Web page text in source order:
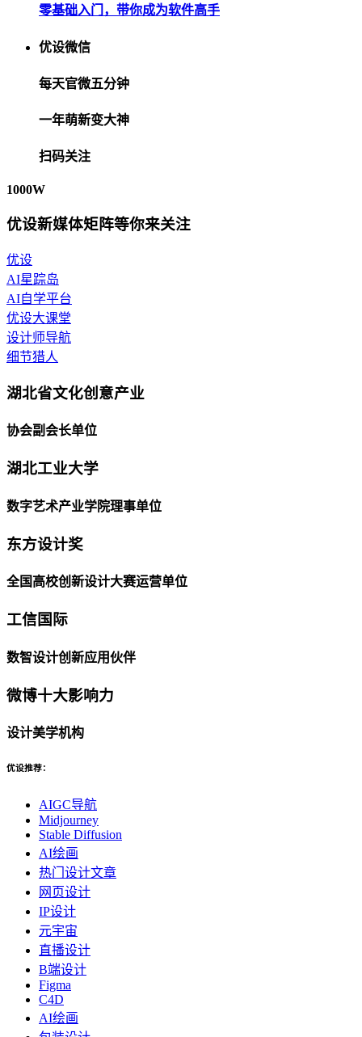
零基础入门，带你成为软件高手
优设微信
每天官微五分钟
一年萌新变大神
扫码关注
1000W
优设新媒体矩阵等你来关注
优设
AI星踪岛
AI自学平台
优设大课堂
设计师导航
细节猎人
湖北省文化创意产业
协会副会长单位
湖北工业大学
数字艺术产业学院理事单位
东方设计奖
全国高校创新设计大赛运营单位
工信国际
数智设计创新应用伙伴
微博十大影响力
设计美学机构
优设推荐：
AIGC导航
Midjourney
Stable Diffusion
AI绘画
热门设计文章
网页设计
IP设计
元宇宙
直播设计
B端设计
Figma
C4D
AI绘画